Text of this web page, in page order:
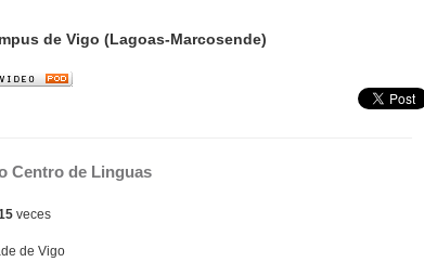
de Vigo (Lagoas-Marcosende)
Centro de Linguas
veces
de Vigo